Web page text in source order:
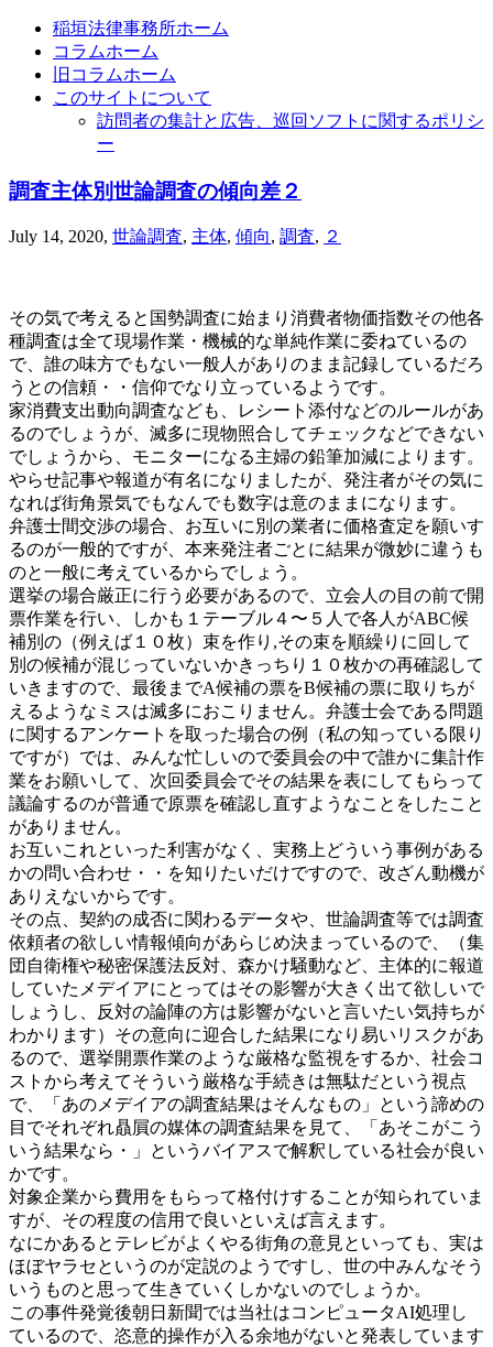
稲垣法律事務所ホーム
コラムホーム
旧コラムホーム
このサイトについて
訪問者の集計と広告、巡回ソフトに関するポリシ
ー
調査主体別世論調査の傾向差２
July 14, 2020, 世論調査, 主体, 傾向, 調査, ２
その気で考えると国勢調査に始まり消費者物価指数その他各
種調査は全て現場作業・機械的な単純作業に委ねているの
で、誰の味方でもない一般人がありのまま記録しているだろ
うとの信頼・・信仰でなり立っているようです。
家消費支出動向調査なども、レシート添付などのルールがあ
るのでしょうが、滅多に現物照合してチェックなどできない
でしょうから、モニターになる主婦の鉛筆加減によります。
やらせ記事や報道が有名になりましたが、発注者がその気に
なれば街角景気でもなんでも数字は意のままになります。
弁護士間交渉の場合、お互いに別の業者に価格査定を願いす
るのが一般的ですが、本来発注者ごとに結果が微妙に違うも
のと一般に考えているからでしょう。
選挙の場合厳正に行う必要があるので、立会人の目の前で開
票作業を行い、しかも１テーブル４〜５人で各人がABC候
補別の（例えば１０枚）束を作り,その束を順繰りに回して
別の候補が混じっていないかきっちり１０枚かの再確認して
いきますので、最後までA候補の票をB候補の票に取りちが
えるようなミスは滅多におこりません。弁護士会である問題
に関するアンケートを取った場合の例（私の知っている限り
ですが）では、みんな忙しいので委員会の中で誰かに集計作
業をお願いして、次回委員会でその結果を表にしてもらって
議論するのが普通で原票を確認し直すようなことをしたこと
がありません。
お互いこれといった利害がなく、実務上どういう事例がある
かの問い合わせ・・を知りたいだけですので、改ざん動機が
ありえないからです。
その点、契約の成否に関わるデータや、世論調査等では調査
依頼者の欲しい情報傾向があらじめ決まっているので、（集
団自衛権や秘密保護法反対、森かけ騒動など、主体的に報道
していたメデイアにとってはその影響が大きく出て欲しいで
しょうし、反対の論陣の方は影響がないと言いたい気持ちが
わかります）その意向に迎合した結果になり易いリスクがあ
るので、選挙開票作業のような厳格な監視をするか、社会コ
ストから考えてそういう厳格な手続きは無駄だという視点
で、「あのメデイアの調査結果はそんなもの」という諦めの
目でそれぞれ贔屓の媒体の調査結果を見て、「あそこがこう
いう結果なら・」というバイアスで解釈している社会が良い
かです。
対象企業から費用をもらって格付けすることが知られていま
すが、その程度の信用で良いといえば言えます。
なにかあるとテレビがよくやる街角の意見といっても、実は
ほぼヤラセというのが定説のようですし、世の中みんなそう
いうものと思って生きていくしかないのでしょうか。
この事件発覚後朝日新聞では当社はコンピュータAI処理し
ているので、恣意的操作が入る余地がないと発表しています